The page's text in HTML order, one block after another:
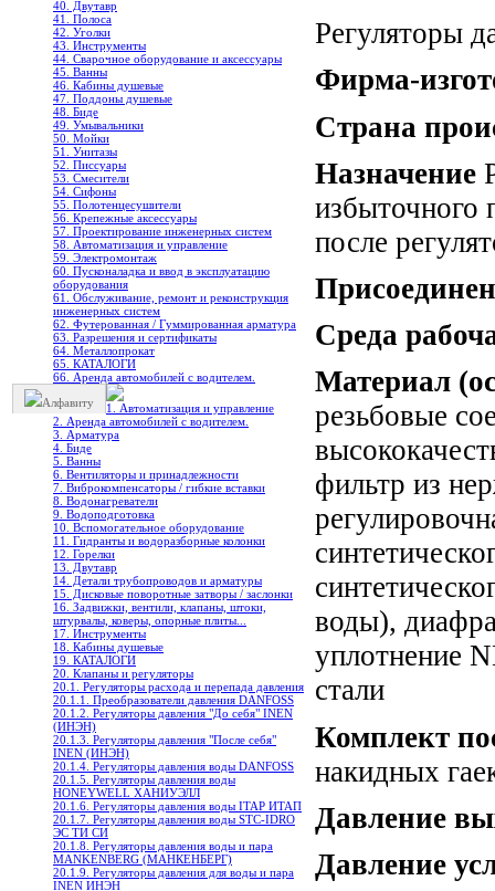
40. Двутавр
41. Полоса
42. Уголки
43. Инструменты
44. Сварочное оборудование и аксессуары
45. Ванны
46. Кабины душевые
47. Поддоны душевые
48. Биде
49. Умывальники
50. Мойки
51. Унитазы
52. Писсуары
53. Смесители
54. Сифоны
55. Полотенцесушители
56. Крепежные аксессуары
57. Проектирование инженерных систем
58. Автоматизация и управление
59. Электромонтаж
60. Пусконаладка и ввод в эксплуатацию
оборудования
61. Обслуживание, ремонт и реконструкция
инженерных систем
62. Футерованная / Гуммированная арматура
63. Разрешения и сертификаты
64. Металлопрокат
65. КАТАЛОГИ
66. Аренда автомобилей с водителем.
Алфавиту
1. Автоматизация и управление
2. Аренда автомобилей с водителем.
3. Арматура
4. Биде
5. Ванны
6. Вентиляторы и принадлежности
7. Виброкомпенсаторы / гибкие вставки
8. Водонагреватели
9. Водоподготовка
10. Вспомогательное оборудование
11. Гидранты и водоразборные колонки
12. Горелки
13. Двутавр
14. Детали трубопроводов и арматуры
15. Дисковые поворотные затворы / заслонки
16. Задвижки, вентили, клапаны, штоки,
штурвалы, коверы, опорные плиты...
17. Инструменты
18. Кабины душевые
19. КАТАЛОГИ
20. Клапаны и регуляторы
20.1. Регуляторы расхода и перепада давления
20.1.1. Преобразователи давления DANFOSS
20.1.2. Регуляторы давления "До себя" INEN
(ИНЭН)
20.1.3. Регуляторы давления "После себя"
INEN (ИНЭН)
20.1.4. Регуляторы давления воды DANFOSS
20.1.5. Регуляторы давления воды
HONEYWELL ХАНИУЭЛЛ
20.1.6. Регуляторы давления воды ITAP ИТАП
20.1.7. Регуляторы давления воды STC-IDRO
ЭС ТИ СИ
20.1.8. Регуляторы давления воды и пара
MANKENBERG (МАНКЕНБЕРГ)
20.1.9. Регуляторы давления для воды и пара
INEN ИНЭН
Регуляторы
Фирма-
Страна
Назначение
избыточного
после
Среда
Материал
резьбовые
фильтр из
воды),
уплотнение
стали
Комплект
накидных
Давление
Давление